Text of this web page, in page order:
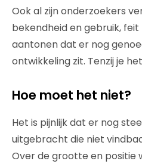
Ook al zijn onderzoekers
bekendheid en gebruik,
aantonen dat er nog
ontwikkeling zit. Tenzij je
Hoe moet het niet?
Het is pijnlijk dat er nog
uitgebracht die niet
Over de grootte en positie